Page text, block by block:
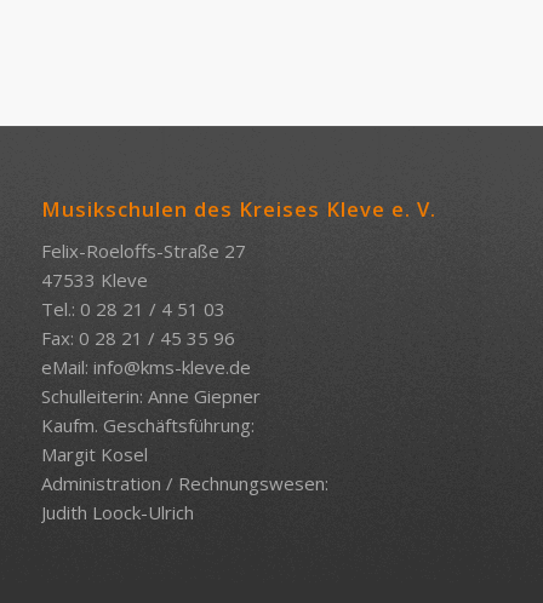
Musikschulen des Kreises Kleve e. V.
Felix-Roeloffs-Straße 27
47533 Kleve
Tel.: 0 28 21 / 4 51 03
Fax: 0 28 21 / 45 35 96
eMail: info@kms-kleve.de
Schulleiterin: Anne Giepner
Kaufm. Geschäftsführung:
Margit Kosel
Administration / Rechnungswesen:
Judith Loock-Ulrich